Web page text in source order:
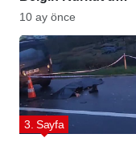
Başından Vurarak
Öldüren Koca
Tutuklandı
10 ay önce
3. Sayfa